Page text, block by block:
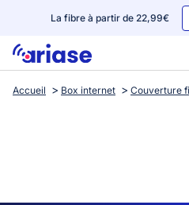
La fibre à partir de 22,99€
Box internet
Accueil Box internet Couverture